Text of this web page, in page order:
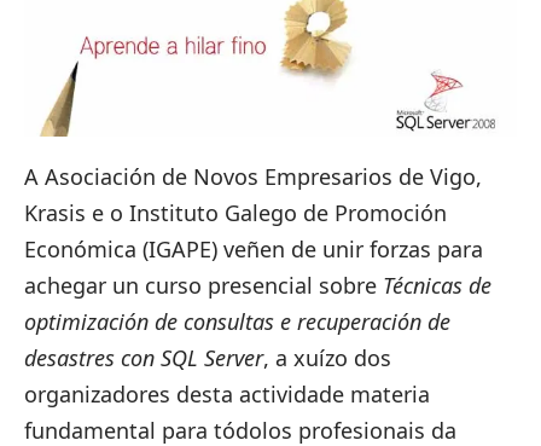
A Asociación de Novos Empresarios de Vigo,
Krasis e o Instituto Galego de Promoción
Económica (IGAPE) veñen de unir forzas para
achegar un curso presencial sobre Técnicas de
optimización de consultas e recuperación de
desastres con SQL Server, a xuízo dos
organizadores desta actividade materia
fundamental para tódolos profesionais da